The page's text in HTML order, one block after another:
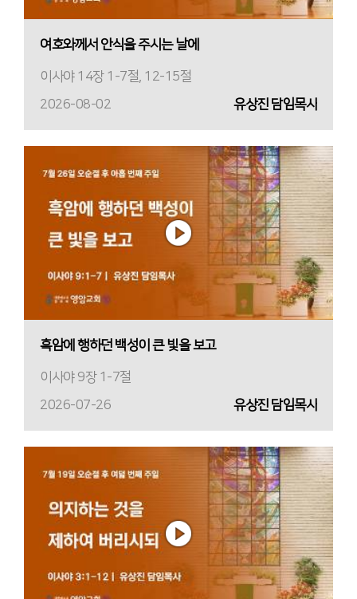
여호와께서 안식을 주시는 날에
이사야 14장 1-7절, 12-15절
2026-08-02
유상진 담임목사
흑암에 행하던 백성이 큰 빛을 보고
이사야 9장 1-7절
2026-07-26
유상진 담임목사